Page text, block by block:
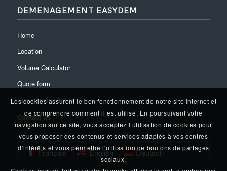
DEMENAGEMENT EASYDEM
Home
Location
Volume Calculator
Quote form
Upload your photos
Contact us
Français English Deutsch
Les cookies assurent le bon fonctionnement de notre site Internet et
de comprendre comment il est utilisé. En poursuivant votre
navigation sur ce site, vous acceptez l’utilisation de cookies pour
vous proposer des contenus et services adaptés à vos centres
d’intérêts et vous permettre l'utilisation de boutons de partages
sociaux.